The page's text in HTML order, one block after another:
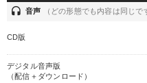
headset 音声 （どの形態でも内容は同じで
CD版
デジタル音声版
（配信＋ダウンロード）